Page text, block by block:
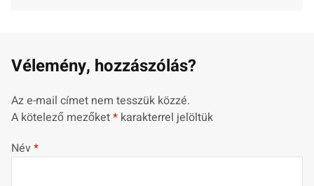
Vélemény, hozzászólás?
Az e-mail címet nem tesszük közzé.
A kötelező mezőket* karakterrel jelöltük
Név*